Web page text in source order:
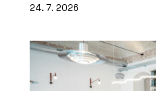
24. 7. 2026